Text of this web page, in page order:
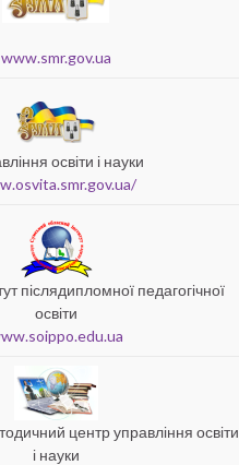
www.smr.gov.ua
освіти і науки
післядипломної педагогічної
освіти
центр управління освіти
і науки